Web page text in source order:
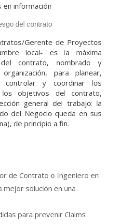
información
del contrato
Gerente de Proyectos
local- es la máxima
contrato, nombrado y
para planear,
controlar y coordinar los
objetivos del contrato,
general del trabajo: la
del Negocio queda en sus
de principio a fin.
de Contrato o Ingeniero en
mejor solución en una
para prevenir Claims